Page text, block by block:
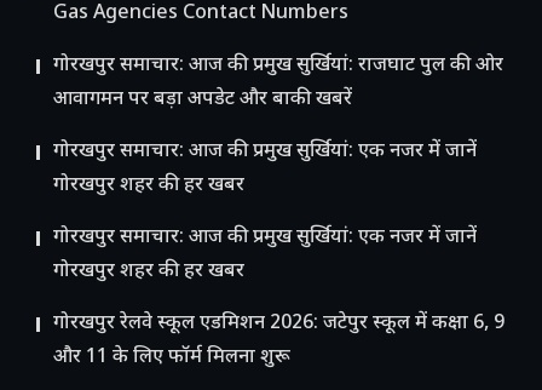
Gas Agencies Contact Numbers
गोरखपुर समाचार: आज की प्रमुख सुर्खियां: राजघाट पुल की ओर
आवागमन पर बड़ा अपडेट और बाकी खबरें
गोरखपुर समाचार: आज की प्रमुख सुर्खियां: एक नजर में जानें
गोरखपुर शहर की हर खबर
गोरखपुर समाचार: आज की प्रमुख सुर्खियां: एक नजर में जानें
गोरखपुर शहर की हर खबर
गोरखपुर रेलवे स्कूल एडमिशन 2026: जटेपुर स्कूल में कक्षा 6, 9
और 11 के लिए फॉर्म मिलना शुरू